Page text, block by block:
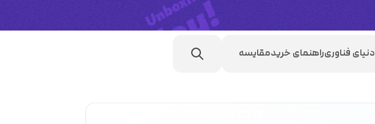
دنیای فناوریراهنمای خریدمقایسه